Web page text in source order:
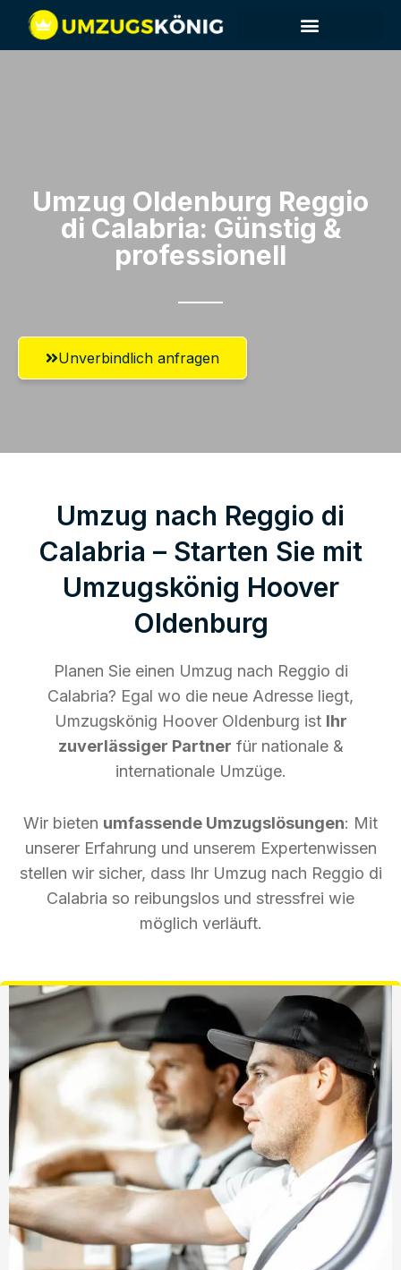
Umzug Oldenburg​ Reggio
di Calabria: Günstig &
professionell​
Unverbindlich anfragen
Umzug nach Reggio di
Calabria – Starten Sie mit
Umzugskönig Hoover
Oldenburg
Planen Sie einen Umzug nach Reggio di
Calabria? Egal wo die neue Adresse liegt,
Umzugskönig Hoover Oldenburg ist Ihr
zuverlässiger Partner für nationale &
internationale Umzüge.
Wir bieten umfassende Umzugslösungen: Mit
unserer Erfahrung und unserem Expertenwissen
stellen wir sicher, dass Ihr Umzug nach Reggio di
Calabria so reibungslos und stressfrei wie
möglich verläuft.